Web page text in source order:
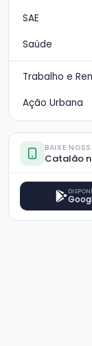
SAE
Saúde
Trabalho e
Ação Urbana
BAIXE
Catalão